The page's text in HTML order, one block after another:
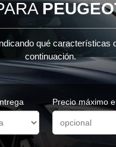
qué características
continuación.
Precio máximo